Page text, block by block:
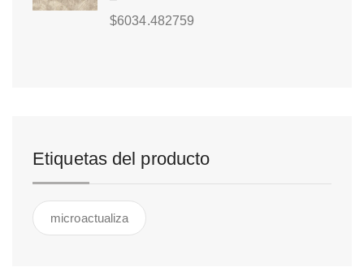
$6034.482759
Etiquetas del producto
microactualiza